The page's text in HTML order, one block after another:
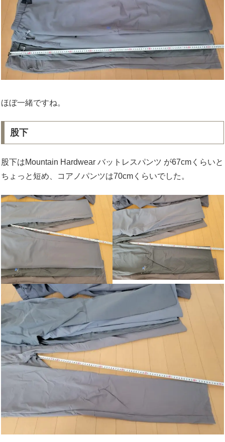
ほぼ一緒ですね。
股下
股下はMountain Hardwear バットレスパンツ が67cmくらいと
ちょっと短め、コアノパンツは70cmくらいでした。